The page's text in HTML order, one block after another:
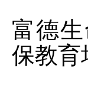
富德
保教育